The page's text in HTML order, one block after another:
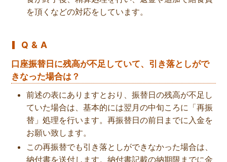
を頂くなどの対応をしています。
Q & A
口座振替日に残高が不足していて、引き落としがで
きなった場合は？
前述の表にありますとおり、振替日の残高が不足し
ていた場合は、基本的には翌月の中旬ころに「再振
替」処理を行います。再振替日の前日までに入金を
お願い致します。
この再振替でも引き落としができなかった場合は、
納付書を送付します。納付書記載の納期限までに金